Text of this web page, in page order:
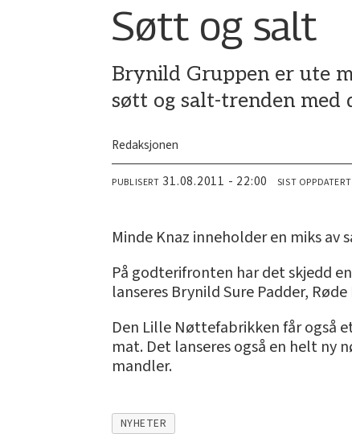
Søtt og salt
Brynild Gruppen er ute
søtt og salt-trenden med
Redaksjonen
PUBLISERT 31.08.2011 - 22:00 SIST OPPDATERT
Minde Knaz inneholder en miks
På godterifronten har det skjedd
lanseres Brynild Sure Padder,
Den Lille Nøttefabrikken får også
mat. Det lanseres også en helt ny
mandler.
NYHETER